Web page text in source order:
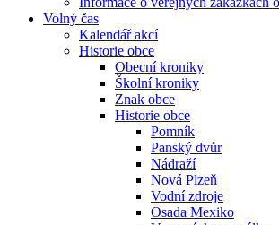
Volný čas
Kalendář akcí
Historie obce
Obecní kroniky
Školní kroniky
Znak obce
Historie obce
Pomník
Panský dvůr
Nádraží
Nová Plzeň
Vodní zdroje
Osada Mexiko